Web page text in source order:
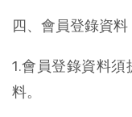
四、會員登錄資料
1.會員登錄資料
料。